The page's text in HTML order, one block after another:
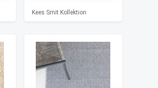
Kees Smit Kollektion